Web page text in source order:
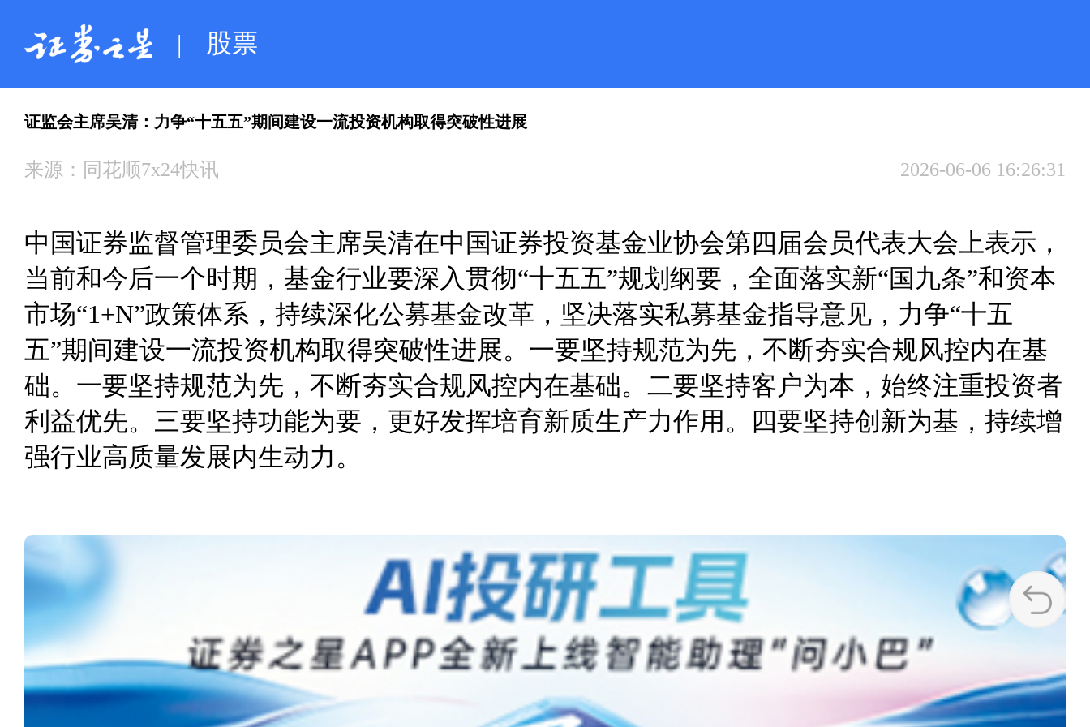
| 股票
证监会主席吴清：力争“十五五”期间建设一流投资机构取得突破性进展
来源： 同花顺7x24快讯 2026-06-06 16:26:31
中国证券监督管理委员会主席吴清在中国证券投资基金业协会第四届会员代表大会上表示，
当前和今后一个时期，基金行业要深入贯彻“十五五”规划纲要，全面落实新“国九条”和资本
市场“1+N”政策体系，持续深化公募基金改革，坚决落实私募基金指导意见，力争“十五
五”期间建设一流投资机构取得突破性进展。一要坚持规范为先，不断夯实合规风控内在基
础。一要坚持规范为先，不断夯实合规风控内在基础。二要坚持客户为本，始终注重投资者
利益优先。三要坚持功能为要，更好发挥培育新质生产力作用。四要坚持创新为基，持续增
强行业高质量发展内生动力。